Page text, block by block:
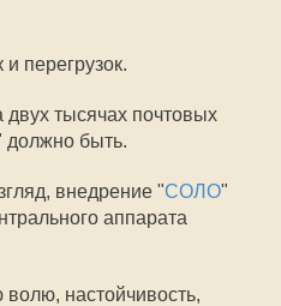
и перегрузок.
двух тысячах почтовых
должно быть.
внедрение "СОЛО"
аппарата
настойчивость,